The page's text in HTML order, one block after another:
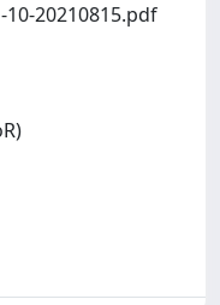
10-20210815.pdf